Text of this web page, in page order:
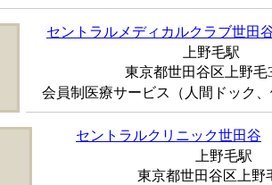
セントラルメディカルクラブ世田
上野毛駅
東京都世田谷区上野毛
会員制医療サービス（人間ドック
セントラルクリニック世田谷
上野毛駅
東京都世田谷区上野